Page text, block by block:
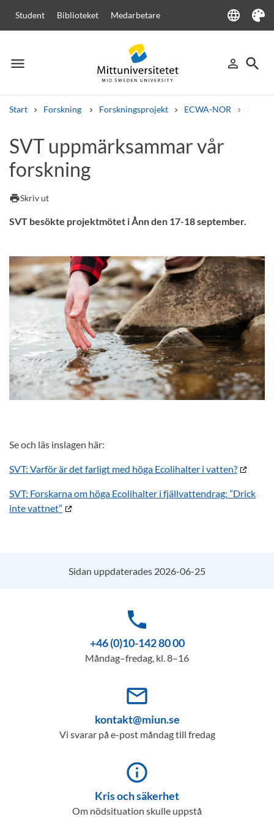
Student Biblioteket Medarbetare language
Language
Tema
menu
Meny person_outline
Logga in
search
Sök
Start Forskning Forskningsprojekt ECWA-NOR
Andra söktjänster
Kurser och program
SVT uppmärksammar vår
forskning
printSkriv ut
SVT besökte projektmötet i Ånn den 17-18 september.
Se och läs inslagen här:
SVT: Varför är det farligt med höga Ecolihalter i vatten?
SVT: Forskarna om höga Ecolihalter i fjällvattendrag: ”Drick
inte vattnet”
Sidan uppdaterades 2026-06-25
phone
+46 (0)10-142 80 00
Måndag–fredag, kl. 8–16
mail_outline
kontakt@miun.se
Vi svarar på e-post måndag till fredag
info_outline
Kris och säkerhet
Om nödsituation skulle uppstå